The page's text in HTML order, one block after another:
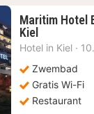
Maritim Hotel
Kiel1
nacht
87,85
€
Hotel in Kiel ·
Zwembad
Gratis Wi-Fi
Restaurant